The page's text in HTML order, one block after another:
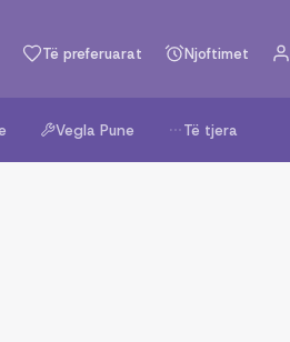
Të preferuarat Njoftimet
Vegla Pune Të tjera